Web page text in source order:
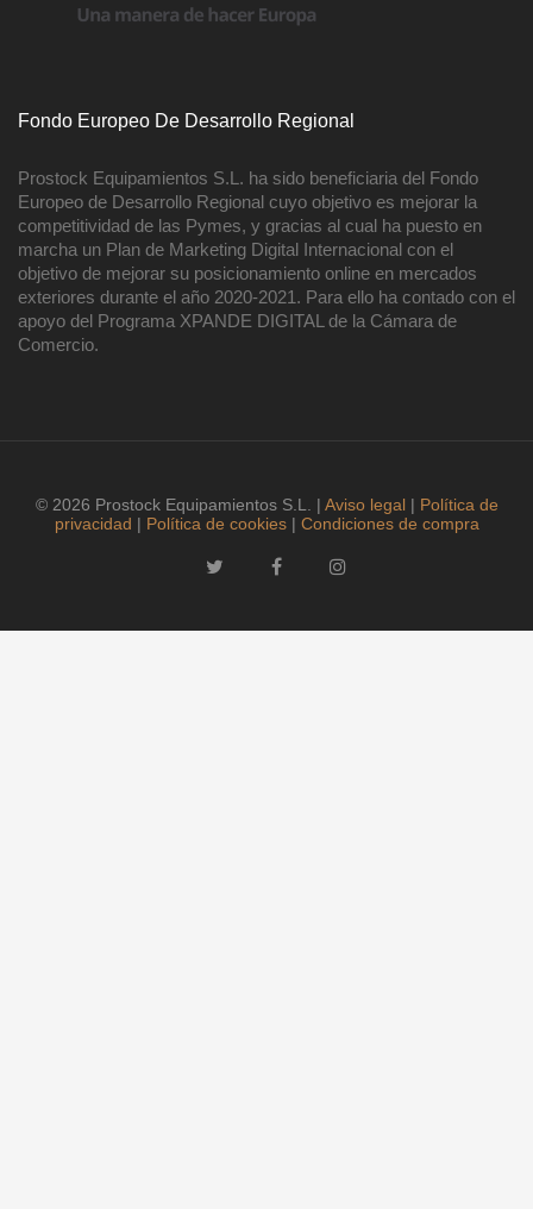
Fondo Europeo De Desarrollo Regional
Prostock Equipamientos S.L. ha sido beneficiaria del Fondo
Europeo de Desarrollo Regional cuyo objetivo es mejorar la
competitividad de las Pymes, y gracias al cual ha puesto en
marcha un Plan de Marketing Digital Internacional con el
objetivo de mejorar su posicionamiento online en mercados
exteriores durante el año 2020-2021. Para ello ha contado con el
apoyo del Programa XPANDE DIGITAL de la Cámara de
Comercio.
© 2026 Prostock Equipamientos S.L. | Aviso legal| Política de
privacidad | Política de cookies| Condiciones de compra